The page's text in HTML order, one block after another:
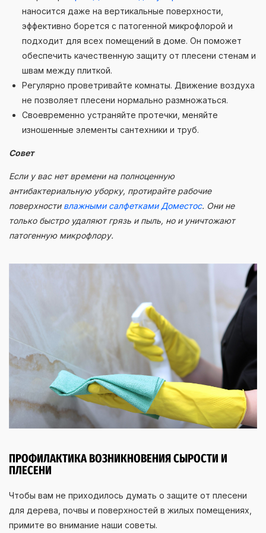
наносится даже на вертикальные поверхности,
эффективно борется с патогенной микрофлорой и
подходит для всех помещений в доме. Он поможет
обеспечить качественную защиту от плесени стенам и
швам между плиткой.
Регулярно проветривайте комнаты. Движение воздуха
не позволяет плесени нормально размножаться.
Своевременно устраняйте протечки, меняйте
изношенные элементы сантехники и труб.
Совет
Если у вас нет времени на полноценную
антибактериальную уборку, протирайте рабочие
поверхности влажными салфетками Доместос. Они не
только быстро удаляют грязь и пыль, но и уничтожают
патогенную микрофлору.
ПРОФИЛАКТИКА ВОЗНИКНОВЕНИЯ СЫРОСТИ И
ПЛЕСЕНИ
Чтобы вам не приходилось думать о защите от плесени
для дерева, почвы и поверхностей в жилых помещениях,
примите во внимание наши советы.